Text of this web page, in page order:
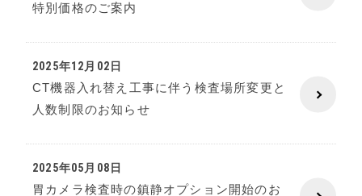
特別価格のご案内
2025年12月02日
CT機器入れ替え工事に伴う検査場所変更と
人数制限のお知らせ
2025年05月08日
胃カメラ検査時の鎮静オプション開始のお